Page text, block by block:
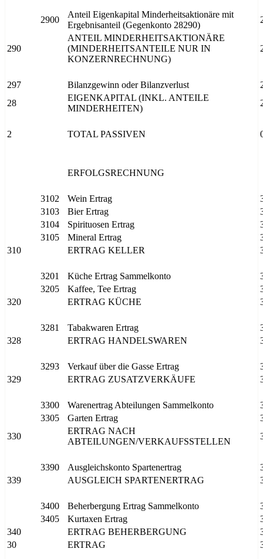
2900
Anteil Eigenkapital Minderheitsaktionäre mit
Ergebnisanteil (Gegenkonto 28290)
290
ANTEIL MINDERHEITSAKTIONÄRE
(MINDERHEITSANTEILE NUR IN
KONZERNRECHNUNG)
297 Bilanzgewinn oder Bilanzverlust
28
EIGENKAPITAL (INKL. ANTEILE
MINDERHEITEN)
2 TOTAL PASSIVEN
ERFOLGSRECHNUNG
3102 Wein Ertrag
3103
Bier Ertrag
3104
Spirituosen Ertrag
3105
Mineral Ertrag
310
ERTRAG KELLER
3201 Küche Ertrag Sammelkonto
3205
Kaffee, Tee Ertrag
320
ERTRAG KÜCHE
3281 Tabakwaren Ertrag
328
ERTRAG HANDELSWAREN
3293 Verkauf über die Gasse Ertrag
329
ERTRAG ZUSATZVERKÄUFE
3300 Warenertrag Abteilungen Sammelkonto
3305
Garten Ertrag
330
ERTRAG NACH
ABTEILUNGEN/VERKAUFSSTELLEN
3390 Ausgleichskonto Spartenertrag
339
AUSGLEICH SPARTENERTRAG
3400 Beherbergung Ertrag Sammelkonto
3405
Kurtaxen Ertrag
340
ERTRAG BEHERBERGUNG
30
ERTRAG